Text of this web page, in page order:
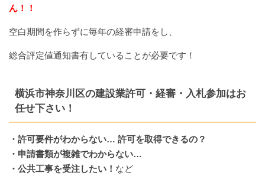
ん！！
空白期間を作らずに毎年の経審申請をし、
総合評定値通知書有していることが必要です！
横浜市神奈川区の建設業許可・経審・入札参加はお
任せ下さい！
・許可要件がわからない… 許可を取得できるの？
・申請書類が複雑でわからない…
・公共工事を受注したい！ など